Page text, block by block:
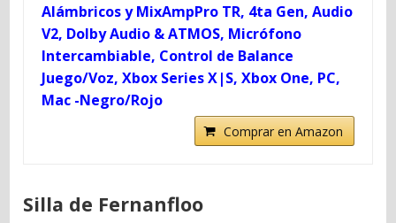
Alámbricos y MixAmpPro TR, 4ta Gen, Audio
V2, Dolby Audio & ATMOS, Micrófono
Intercambiable, Control de Balance
Juego/Voz, Xbox Series X|S, Xbox One, PC,
Mac -Negro/Rojo
Comprar en Amazon
Silla de Fernanfloo